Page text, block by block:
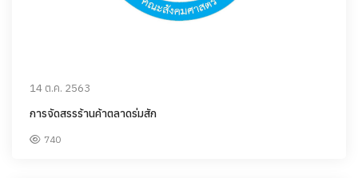
14 ต.ค. 2563
การจัดสรรร้านค้าตลาดร่มสัก
740